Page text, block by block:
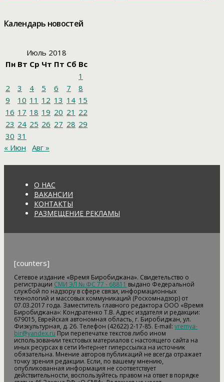
Календарь новостей
Июль 2018
Пн Вт Ср Чт Пт Сб Вс
1
2
3 4 5 6 7
8
9
10 11 12 13 14 15
16 17 18 19 20 21 22
23 24 25 26 27 28 29
30 31
« Июн
Авг »
О НАС
ВАКАНСИИ
КОНТАКТЫ
РАЗМЕЩЕНИЕ РЕКЛАМЫ
[counters]
Сетевое издание «Время Биробиджана». Свидетельство о
регистрации СМИ ЭЛ № ФС 77 - 68811 выдано Федеральной
службой по надзору в сфере связи, информационных
технологий и массовых коммуникаций (Роскомнадзор) от
07.03.2017 года. Заместитель главного редактора ООО «Время
Биробиджана»: Кондратенко Т.В. Адрес издателя и редакции:
679015, Еврейская автономная область, г. Биробиджан, ул.
Физкультурная, д. 26. Телефон (42622) 2-17-85. E-mail: vremya-
bir@yandex.ru При перепечатке текстов либо ином
использовании текстовых материалов с настоящего сайта на
иных ресурсах в сети Интернет гиперссылка на источник
обязательна. Мнение авторов публикаций не всегда отражает
точку зрения редакции. Если, по вашему мнению,
опубликованная информация не соответствует
действительности, воспользуйтесь правом на ответ в порядке